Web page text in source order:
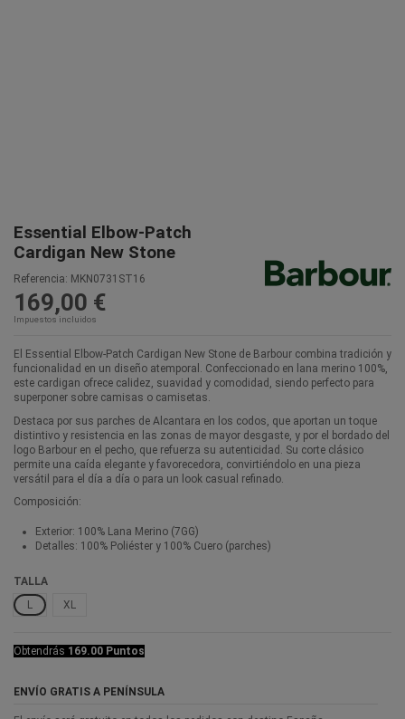
Essential Elbow-Patch
Cardigan New Stone
Referencia: MKN0731ST16
169,00 €
Impuestos incluidos
El Essential Elbow-Patch Cardigan New Stone de Barbour combina tradición y
funcionalidad en un diseño atemporal. Confeccionado en lana merino 100%,
este cardigan ofrece calidez, suavidad y comodidad, siendo perfecto para
superponer sobre camisas o camisetas.
Destaca por sus parches de Alcantara en los codos, que aportan un toque
distintivo y resistencia en las zonas de mayor desgaste, y por el bordado del
logo Barbour en el pecho, que refuerza su autenticidad. Su corte clásico
permite una caída elegante y favorecedora, convirtiéndolo en una pieza
versátil para el día a día o para un look casual refinado.
Composición:
Exterior: 100% Lana Merino (7GG)
Detalles: 100% Poliéster y 100% Cuero (parches)
TALLA
L
XL
Obtendrás 169.00 Puntos
ENVÍO GRATIS A PENÍNSULA